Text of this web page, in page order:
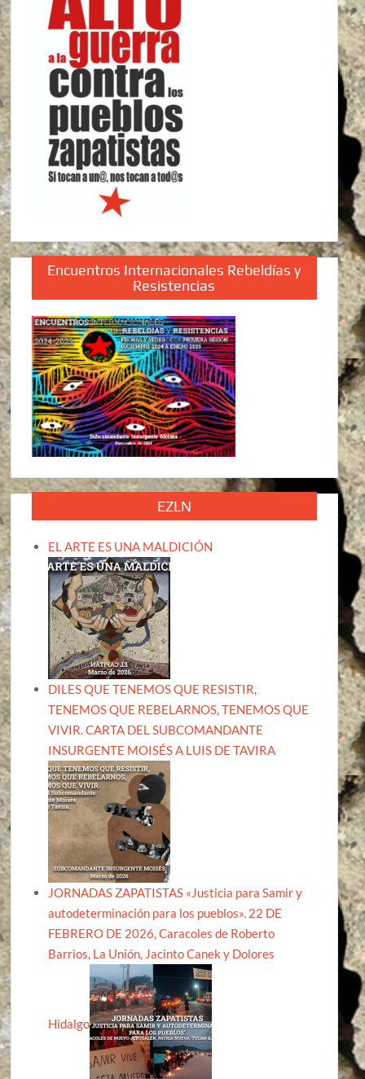
Encuentros Internacionales Rebeldías y
Resistencias
EZLN
EL ARTE ES UNA MALDICIÓN
DILES QUE TENEMOS QUE RESISTIR,
TENEMOS QUE REBELARNOS, TENEMOS QUE
VIVIR. CARTA DEL SUBCOMANDANTE
INSURGENTE MOISÉS A LUIS DE TAVIRA
JORNADAS ZAPATISTAS «Justicia para Samir y
autodeterminación para los pueblos». 22 DE
FEBRERO DE 2026, Caracoles de Roberto
Barrios, La Unión, Jacinto Canek y Dolores
Hidalgo